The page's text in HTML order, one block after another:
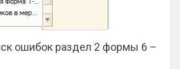
ошибок раздел 2 формы 6 –